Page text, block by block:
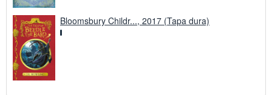
Bloomsbury Childr..., 2017 (Tapa dura)